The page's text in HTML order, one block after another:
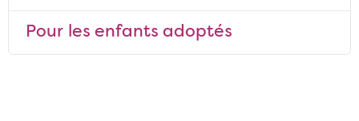
Pour les enfants adoptés